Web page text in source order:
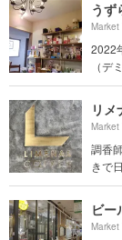
うず
Market
2022
（デ
リメ
Market
調香
きで
ビー
Market